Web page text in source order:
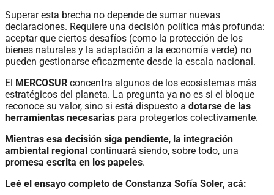
Superar esta brecha no depende de sumar nuevas
declaraciones. Requiere una decisión política más profunda:
aceptar que ciertos desafíos (como la protección de los
bienes naturales y la adaptación a la economía verde) no
pueden gestionarse eficazmente desde la escala nacional.
El MERCOSUR concentra algunos de los ecosistemas más
estratégicos del planeta. La pregunta ya no es si el bloque
reconoce su valor, sino si está dispuesto a dotarse de las
herramientas necesarias para protegerlos colectivamente.
Mientras esa decisión siga pendiente, la integración
ambiental regional continuará siendo, sobre todo, una
promesa escrita en los papeles.
Leé el ensayo completo de Constanza Sofía Soler, acá: